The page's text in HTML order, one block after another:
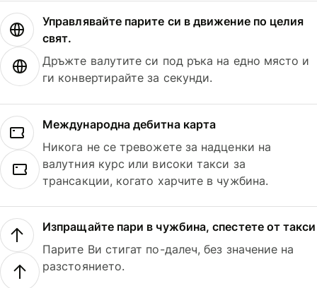
Управлявайте парите си в движение по целия
свят.
Дръжте валутите си под ръка на едно място и
ги конвертирайте за секунди.
Международна дебитна карта
Никога не се тревожете за надценки на
валутния курс или високи такси за
трансакции, когато харчите в чужбина.
Изпращайте пари в чужбина, спестете от такси
Парите Ви стигат по-далеч, без значение на
разстоянието.